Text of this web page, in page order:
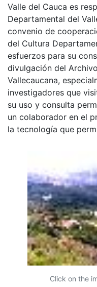
Valle del Cauca es
Departamental del
convenio de
del Cultura
esfuerzos para su
divulgación del
Vallecaucana,
investigadores que
su uso y consulta
un colaborador en el
la tecnología que
Click on the